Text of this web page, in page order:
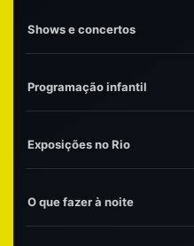
Shows e concertos
Programação infantil
Exposições no Rio
O que fazer à noite